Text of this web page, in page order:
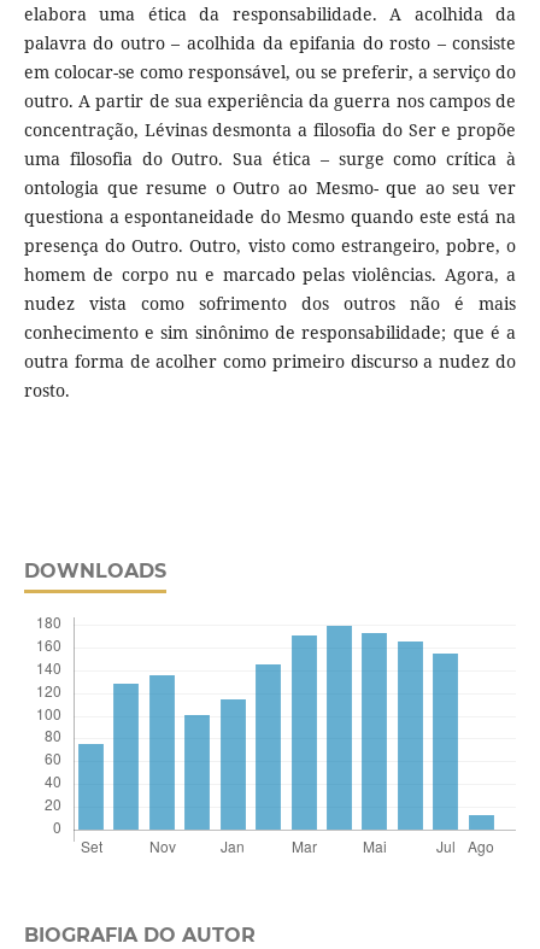
elabora uma ética da responsabilidade. A acolhida da
palavra do outro – acolhida da epifania do rosto – consiste
em colocar-se como responsável, ou se preferir, a serviço do
outro. A partir de sua experiência da guerra nos campos de
concentração, Lévinas desmonta a filosofia do Ser e propõe
uma filosofia do Outro. Sua ética – surge como crítica à
ontologia que resume o Outro ao Mesmo- que ao seu ver
questiona a espontaneidade do Mesmo quando este está na
presença do Outro. Outro, visto como estrangeiro, pobre, o
homem de corpo nu e marcado pelas violências. Agora, a
nudez vista como sofrimento dos outros não é mais
conhecimento e sim sinônimo de responsabilidade; que é a
outra forma de acolher como primeiro discurso a nudez do
rosto.
DOWNLOADS
BIOGRAFIA DO AUTOR